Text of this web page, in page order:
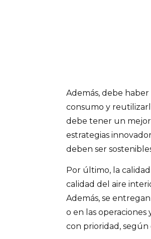
Además, debe
consumo y
debe tener un
estrategias
deben ser
Por último, la
calidad del aire
Además, se
o en las
con prioridad, según